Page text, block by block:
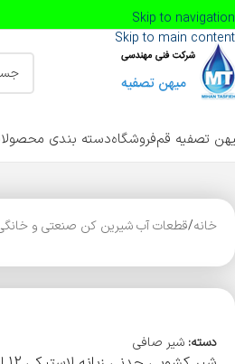
Skip to navigation
Skip to main content
تصفیه قمفروشگاهدسته بندی
خانه قطعات آب شیرین کن صنعتی و
دسته: شیر صافی